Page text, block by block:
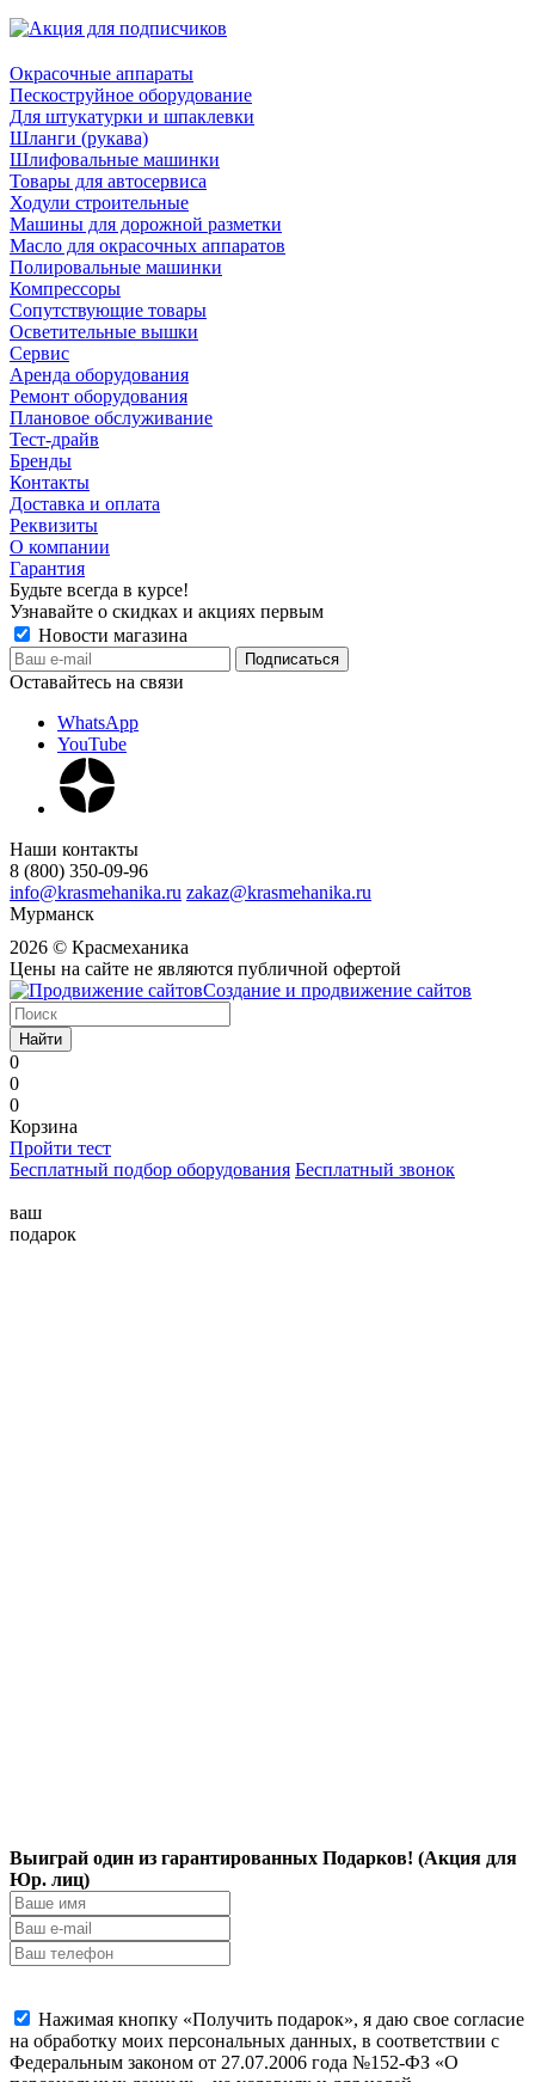
Окрасочные аппараты
Пескоструйное оборудование
Для штукатурки и шпаклевки
Шланги (рукава)
Шлифовальные машинки
Товары для автосервиса
Ходули строительные
Машины для дорожной разметки
Масло для окрасочных аппаратов
Полировальные машинки
Компрессоры
Сопутствующие товары
Осветительные вышки
Сервис
Аренда оборудования
Ремонт оборудования
Плановое обслуживание
Тест-драйв
Бренды
Контакты
Доставка и оплата
Реквизиты
О компании
Гарантия
Будьте всегда в курсе!
Узнавайте о скидках и акциях первым
Новости магазина
Оставайтесь на связи
WhatsApp
YouTube
Наши контакты
8 (800) 350-09-96
info@krasmehanika.ru zakaz@krasmehanika.ru
Мурманск
2026 © Красмеханика
Цены на сайте не являются публичной офертой
Создание и продвижение сайтов
Найти
0
0
0
Корзина
Пройти тест
Бесплатный подбор оборудования Бесплатный звонок
ваш
подарок
Выиграй один из гарантированных Подарков! (Акция для
Юр. лиц)
Нажимая кнопку «Получить подарок», я даю свое согласие
на обработку моих персональных данных, в соответствии с
Федеральным законом от 27.07.2006 года №152-ФЗ «О